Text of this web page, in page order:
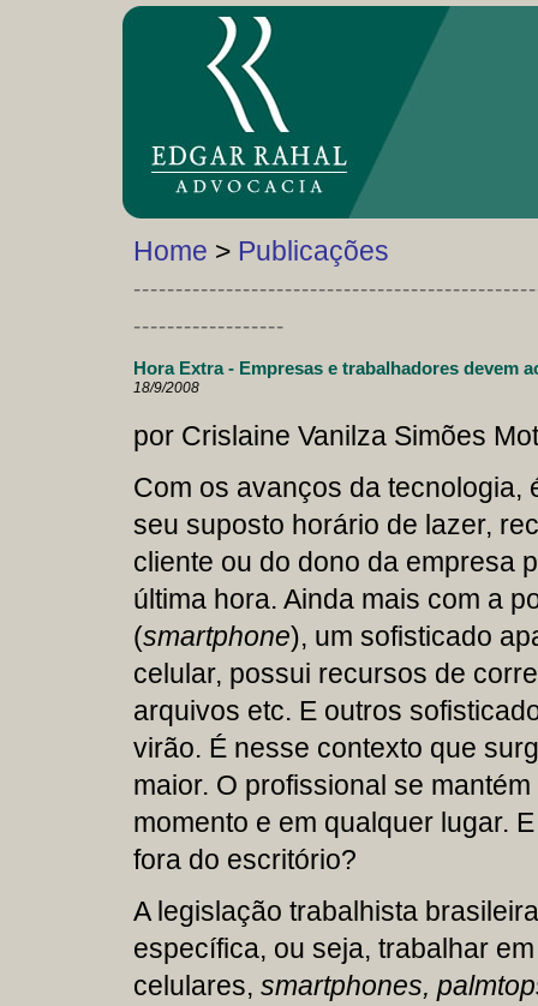
Home > Publicações
------------------
Hora Extra - Empresas e trabalhadores devem
18/9/2008
por Crislaine Vanilza Simões
Com os avanços da tecnologia,
seu suposto horário de lazer,
cliente ou do dono da empresa
última hora. Ainda mais com a
(smartphone), um sofisticado
celular, possui recursos de
arquivos etc. E outros
virão. É nesse contexto que
maior. O profissional se
momento e em qualquer lugar.
fora do escritório?
A legislação trabalhista
específica, ou seja, trabalhar
celulares, smartphones,